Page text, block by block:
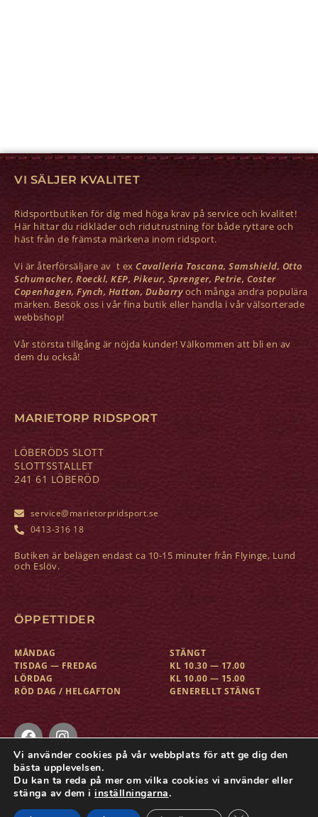
VI SÄLJER KVALITET
Ridsportbutiken för dig med höga krav på service och kvalitet!
Här hittar du ridkläder och ridutrustning för både ryttare och
häst från de främsta märkena inom ridsport.
Vi är återförsäljare av t ex Cavalleria Toscana, Samshield, Otto
Schumacher, Roeckl, KEP, Pikeur, Sprenger, Petrie, Coster
Copenhagen, Fynch, Hatton, Dubarryoch många andra populära
märken. Besök oss i vår fina butik eller handla i vår välsorterade
webbshop!
Vår största tillgång är nöjda kunder! Välkommen att bli en av
dem du också!
MARIETORP RIDSPORT
LÖBERÖDS SLOTT
SLOTTSSTALLET
241 61 LÖBERÖD
service@marietorpridsport.se
0413-316 18
Butiken är belägen endast ca 10-15 minuter från Flyinge, Lund
och Eslöv.
ÖPPETTIDER
MÅNDAG
TISDAG — FREDAG
LÖRDAG
RÖD DAG / HELGAFTON
STÄNGT
KL 10.30 — 17.00
KL 10.00 — 15.00
GENERELLT STÄNGT
COPYRIGHT © MARIETORP RIDSPORT
KONTAKTKÖPVILLKORBYTEN OCH RETURER
Vi använder cookies på vår webbplats för att ge dig den
bästa upplevelsen.
Du kan ta reda på mer om vilka cookies vi använder eller
stänga av dem i inställningarna.